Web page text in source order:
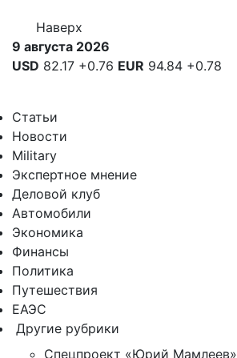
Наверх
9 августа 2026
USD 82.17 +0.76 EUR 94.84 +0.78
Статьи
Новости
Military
Экспертное мнение
Деловой клуб
Автомобили
Экономика
Финансы
Политика
Путешествия
ЕАЭС
Другие рубрики
Спецпроект «Юрий Мамлеев»